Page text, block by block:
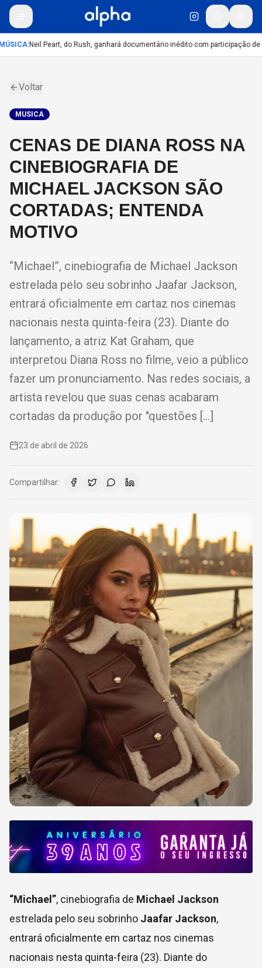
:Neil Peart, do Rush, ganhará documentário inédito com participação de
Voltar
MUSICA
CENAS DE DIANA ROSS NA
CINEBIOGRAFIA DE
MICHAEL JACKSON SÃO
CORTADAS; ENTENDA
MOTIVO
“Michael”, cinebiografia de Michael Jackson
estrelada pelo seu sobrinho Jaafar Jackson,
entrará oficialmente em cartaz nos cinemas
nacionais nesta quinta-feira (23). Diante do
lançamento, a atriz Kat Graham, que
interpretou Diana Ross no filme, veio a público
fazer um pronunciamento. Nas redes sociais, a
artista revelou que suas cenas acabaram
cortadas da produção por "questões […]
23 de abril de 2026
Compartilhar:
“Michael”, cinebiografia de Michael Jackson
estrelada pelo seu sobrinho Jaafar Jackson,
entrará oficialmente em cartaz nos cinemas
nacionais nesta quinta-feira (23). Diante do